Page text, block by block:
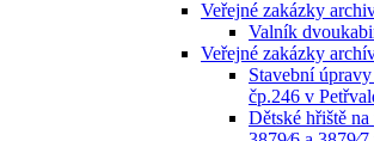
Veřejné zakázky
Valník
Veřejné zakázky
Stavební
čp.246 v
Dětské hřiště